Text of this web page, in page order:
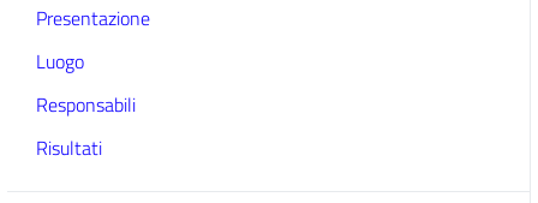
Presentazione
Luogo
Responsabili
Risultati